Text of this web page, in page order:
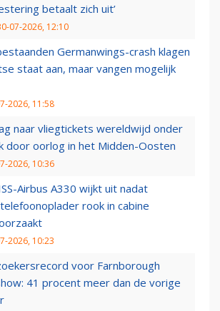
betaalt zich uit’
07-2026, 12:10
Germanwings-crash klagen
staat aan, maar vangen mogelijk
2026, 11:58
naar vliegtickets wereldwijd onder
door oorlog in het Midden-Oosten
2026, 10:36
Airbus A330 wijkt uit nadat
rook in cabine
2026, 10:23
voor Farnborough
41 procent meer dan de vorige